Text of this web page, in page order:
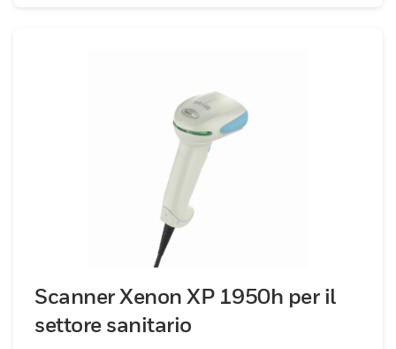
Scanner Xenon XP 1950h per il
settore sanitario